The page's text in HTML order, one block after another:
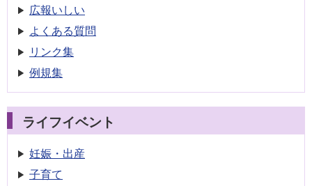
広報いしい
よくある質問
リンク集
例規集
ライフイベント
妊娠・出産
子育て